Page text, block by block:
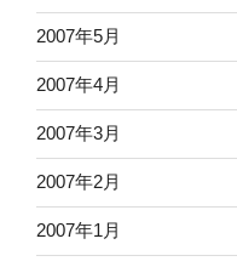
2007年5月
2007年4月
2007年3月
2007年2月
2007年1月